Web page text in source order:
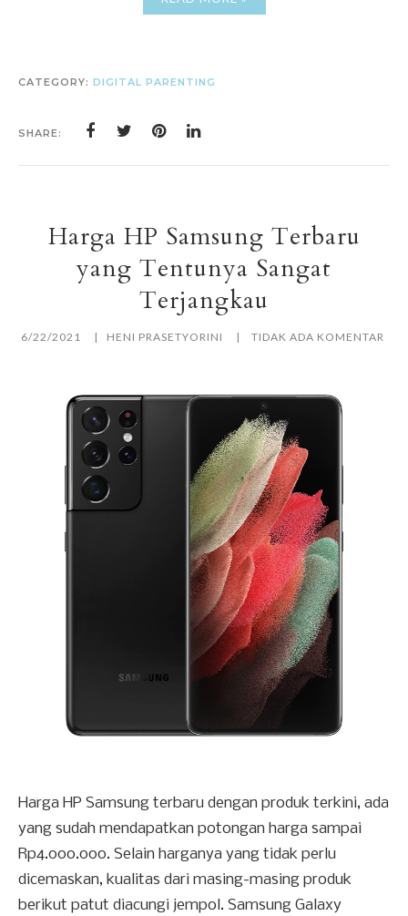
CATEGORY: DIGITAL PARENTING
SHARE:
Harga HP Samsung Terbaru
yang Tentunya Sangat
Terjangkau
6/22/2021 HENI PRASETYORINI TIDAK ADA KOMENTAR
Harga HP Samsung terbaru dengan produk terkini, ada
yang sudah mendapatkan potongan harga sampai
Rp4.000.000. Selain harganya yang tidak perlu
dicemaskan, kualitas dari masing-masing produk
berikut patut diacungi jempol. Samsung Galaxy